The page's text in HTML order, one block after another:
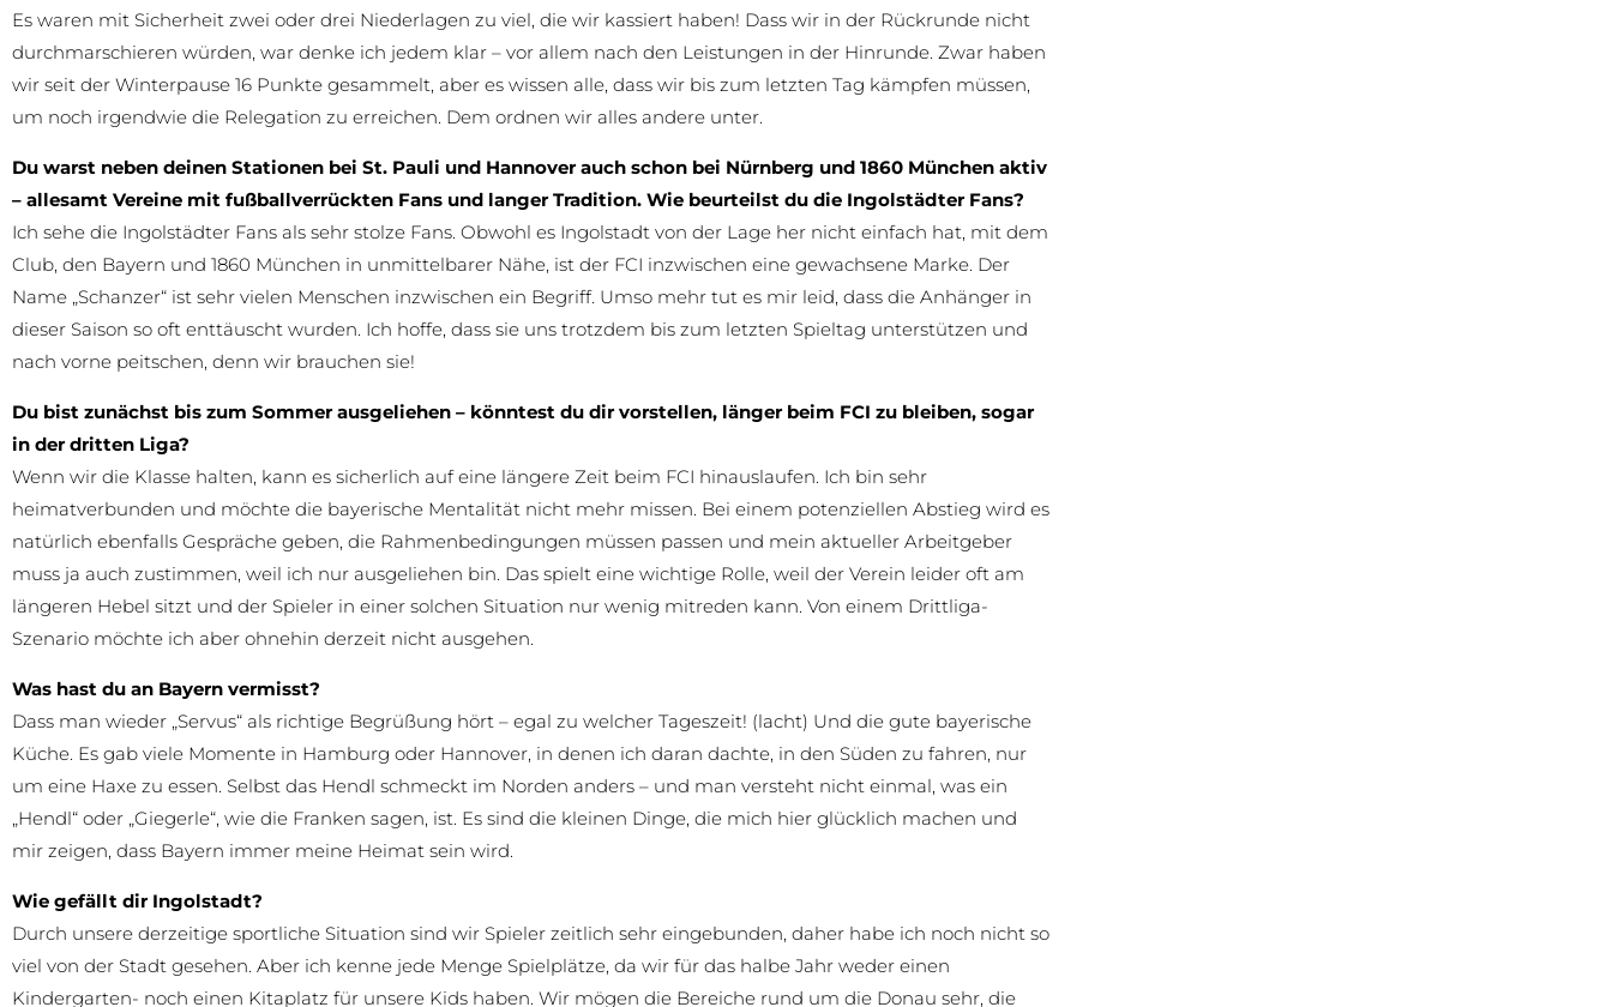
Es waren mit Sicherheit zwei oder drei Niederlagen zu viel, die wir kassiert haben! Dass wir in der Rückrunde nicht
durchmarschieren würden, war denke ich jedem klar – vor allem nach den Leistungen in der Hinrunde. Zwar haben
wir seit der Winterpause 16 Punkte gesammelt, aber es wissen alle, dass wir bis zum letzten Tag kämpfen müssen,
um noch irgendwie die Relegation zu erreichen. Dem ordnen wir alles andere unter.
Du warst neben deinen Stationen bei St. Pauli und Hannover auch schon bei Nürnberg und 1860 München aktiv
– allesamt Vereine mit fußballverrückten Fans und langer Tradition. Wie beurteilst du die Ingolstädter Fans?
Ich sehe die Ingolstädter Fans als sehr stolze Fans. Obwohl es Ingolstadt von der Lage her nicht einfach hat, mit dem
Club, den Bayern und 1860 München in unmittelbarer Nähe, ist der FCI inzwischen eine gewachsene Marke. Der
Name „Schanzer“ ist sehr vielen Menschen inzwischen ein Begriff. Umso mehr tut es mir leid, dass die Anhänger in
dieser Saison so oft enttäuscht wurden. Ich hoffe, dass sie uns trotzdem bis zum letzten Spieltag unterstützen und
nach vorne peitschen, denn wir brauchen sie!
Du bist zunächst bis zum Sommer ausgeliehen – könntest du dir vorstellen, länger beim FCI zu bleiben, sogar
in der dritten Liga?
Wenn wir die Klasse halten, kann es sicherlich auf eine längere Zeit beim FCI hinauslaufen. Ich bin sehr
heimatverbunden und möchte die bayerische Mentalität nicht mehr missen. Bei einem potenziellen Abstieg wird es
natürlich ebenfalls Gespräche geben, die Rahmenbedingungen müssen passen und mein aktueller Arbeitgeber
muss ja auch zustimmen, weil ich nur ausgeliehen bin. Das spielt eine wichtige Rolle, weil der Verein leider oft am
längeren Hebel sitzt und der Spieler in einer solchen Situation nur wenig mitreden kann. Von einem Drittliga-
Szenario möchte ich aber ohnehin derzeit nicht ausgehen.
Was hast du an Bayern vermisst?
Dass man wieder „Servus“ als richtige Begrüßung hört – egal zu welcher Tageszeit! (lacht) Und die gute bayerische
Küche. Es gab viele Momente in Hamburg oder Hannover, in denen ich daran dachte, in den Süden zu fahren, nur
um eine Haxe zu essen. Selbst das Hendl schmeckt im Norden anders – und man versteht nicht einmal, was ein
„Hendl“ oder „Giegerle“, wie die Franken sagen, ist. Es sind die kleinen Dinge, die mich hier glücklich machen und
mir zeigen, dass Bayern immer meine Heimat sein wird.
Wie gefällt dir Ingolstadt?
Durch unsere derzeitige sportliche Situation sind wir Spieler zeitlich sehr eingebunden, daher habe ich noch nicht so
viel von der Stadt gesehen. Aber ich kenne jede Menge Spielplätze, da wir für das halbe Jahr weder einen
Kindergarten- noch einen Kitaplatz für unsere Kids haben. Wir mögen die Bereiche rund um die Donau sehr, die